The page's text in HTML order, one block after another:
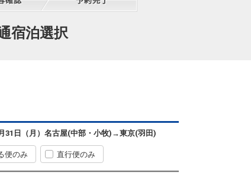
宿泊選択
31日（月） 名古屋(中部・小牧) →東京(羽田)
便のみ 直行便のみ